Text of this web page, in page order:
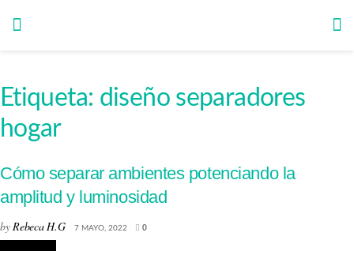
Etiqueta: diseño separadores
hogar
Cómo separar ambientes potenciando la
amplitud y luminosidad
byRebeca H.G 7 MAYO, 2022 0